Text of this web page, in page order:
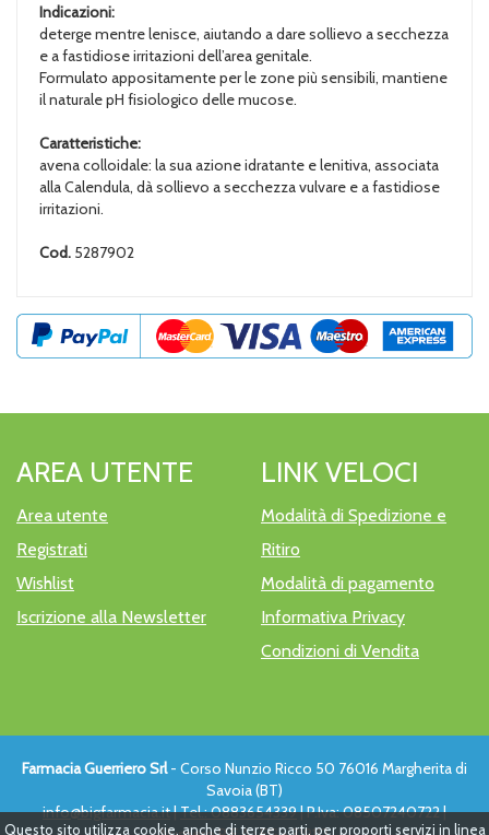
Questo sito utilizza cookie, anche di terze parti, per proporti servizi in linea
Indicazioni:
deterge mentre lenisce, aiutando a dare sollievo a secchezza
e a fastidiose irritazioni dell’area genitale.
Formulato appositamente per le zone più sensibili, mantiene
il naturale pH fisiologico delle mucose.
Caratteristiche:
avena colloidale: la sua azione idratante e lenitiva, associata
alla Calendula, dà sollievo a secchezza vulvare e a fastidiose
irritazioni.
Cod. 5287902
AREA UTENTE
Area utente
Registrati
Wishlist
Iscrizione alla Newsletter
LINK VELOCI
Modalità di Spedizione e
Ritiro
Modalità di pagamento
Informativa Privacy
Condizioni di Vendita
Farmacia Guerriero Srl- Corso Nunzio Ricco 50 76016 Margherita di
Savoia (BT)
info@bigfarmacia.it|Tel.: 0883654339| P.Iva: 08507240722 |